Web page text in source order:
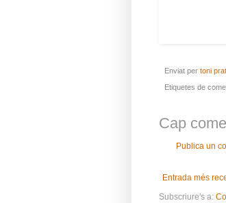
Enviat per toni prat
Etiquetes de
Cap
Publica un
Entrada més
Subscriure's a: